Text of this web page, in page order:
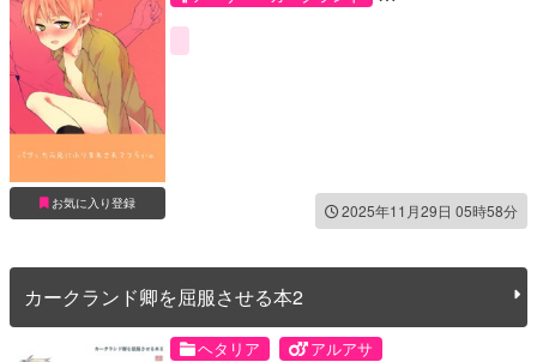
お気に入り登録 2025年11月29日 05時58分
カークランド卿を屈服させる本2
ヘタリア
アルアサ